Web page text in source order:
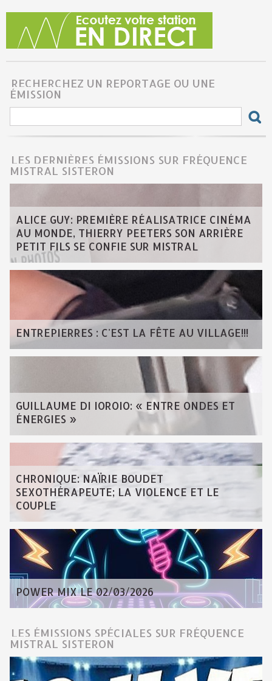
RECHERCHEZ UN REPORTAGE OU UNE
ÉMISSION
LES DERNIÈRES ÉMISSIONS SUR FRÉQUENCE
MISTRAL SISTERON
ALICE GUY: PREMIÈRE RÉALISATRICE CINÉMA
AU MONDE, THIERRY PEETERS SON ARRIÈRE
PETIT FILS SE CONFIE SUR MISTRAL
ENTREPIERRES : C'EST LA FÊTE AU VILLAGE!!!
GUILLAUME DI IOROIO: « ENTRE ONDES ET
ÉNERGIES »
CHRONIQUE: NAÏRIE BOUDET
SEXOTHÉRAPEUTE; LA VIOLENCE ET LE
COUPLE
POWER MIX LE 02/03/2026
LES ÉMISSIONS SPÉCIALES SUR FRÉQUENCE
MISTRAL SISTERON